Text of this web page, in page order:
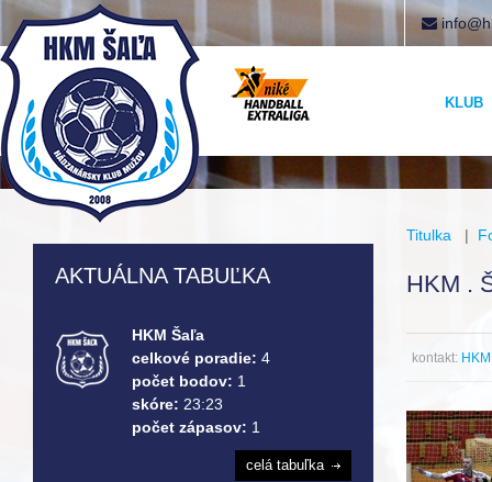
KLUB
Titulka |
HKM .
kontakt:
AKTUÁLNA TABUĽKA
HKM Šaľa
celkové poradie: 4
počet bodov: 1
skóre: 23:23
počet zápasov: 1
celá tabuľka